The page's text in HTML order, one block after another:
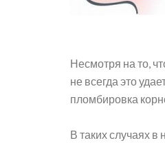
Несмотря на то,
не всегда это
пломбировка
В таких случаях в